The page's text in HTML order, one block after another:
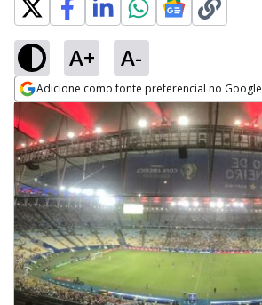
A+ A-
Adicione como fonte preferencial no Google
Opens in new window